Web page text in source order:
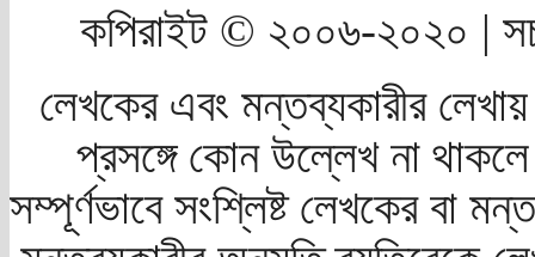
কপিরাইট © ২০০৬-২০২০ |
লেখকের এবং মন্তব্যকারীর
প্রসঙ্গে কোন উল্লেখ না
সম্পূর্ণভাবে সংশ্লিষ্ট লেখকের বা